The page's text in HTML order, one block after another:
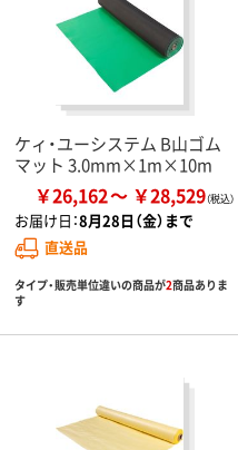
ケィ・ユーシステム B山ゴム
マット 3.0mm×1m×10m
￥26,162 ￥28,529
お届け日：8月28日（金）まで
直送品
タイプ・販売単位違いの商品が2商品ありま
す